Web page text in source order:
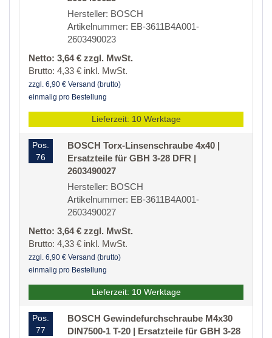
Hersteller: BOSCH
Artikelnummer: EB-3611B4A001-
2603490023
Netto: 3,64 € zzgl. MwSt.
Brutto: 4,33 € inkl. MwSt.
zzgl. 6,90 € Versand (brutto)
einmalig pro Bestellung
Lieferzeit: 10 Werktage
Pos.
76
BOSCH Torx-Linsenschraube 4x40 |
Ersatzteile für GBH 3-28 DFR |
2603490027
Hersteller: BOSCH
Artikelnummer: EB-3611B4A001-
2603490027
Netto: 3,64 € zzgl. MwSt.
Brutto: 4,33 € inkl. MwSt.
zzgl. 6,90 € Versand (brutto)
einmalig pro Bestellung
Lieferzeit: 10 Werktage
Pos.
77
BOSCH Gewindefurchschraube M4x30
DIN7500-1 T-20 | Ersatzteile für GBH 3-28